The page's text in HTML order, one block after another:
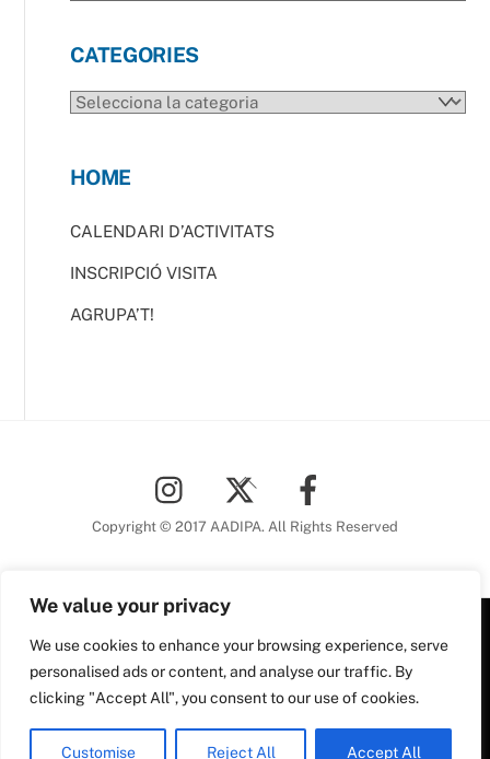
We value your privacy
We use cookies to enhance your browsing experience, serve
personalised ads or content, and analyse our traffic. By
clicking "Accept All", you consent to our use of cookies.
Customise Reject All Accept All
CATEGORIES
CATEGORIES
HOME
CALENDARI D’ACTIVITATS
INSCRIPCIÓ VISITA
AGRUPA’T!
To
Top
Copyright © 2017 AADIPA. All Rights Reserved
08002 Barcelona
Plaça Nova, 5 6a planta
08002 Barcelona
Tel. 93 306 78 28
aadipa@coac.net